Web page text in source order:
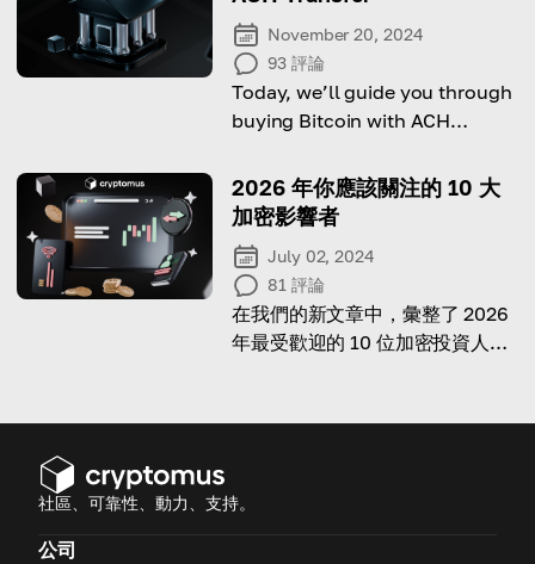
November 20, 2024
93 評論
Today, we’ll guide you through
buying Bitcoin with ACH
risks to watch out for!
2026 年你應該關注的 10 大
加密影響者
July 02, 2024
81 評論
在我們的新文章中，彙整了 2026
年最受歡迎的 10 位加密投資人與
社區、可靠性、動力、支持。
公司